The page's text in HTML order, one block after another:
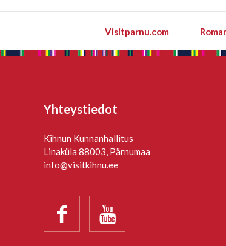
Visitparnu.com
Yhteystiedot
Kihnun Kunnanhallitus
Linaküla 88003, Pärnumaa
info@visitkihnu.ee
 